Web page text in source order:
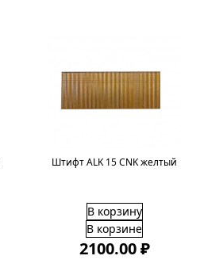
Штифт ALK 15 CNK желтый
В корзину
В корзине
2100.00 ₽